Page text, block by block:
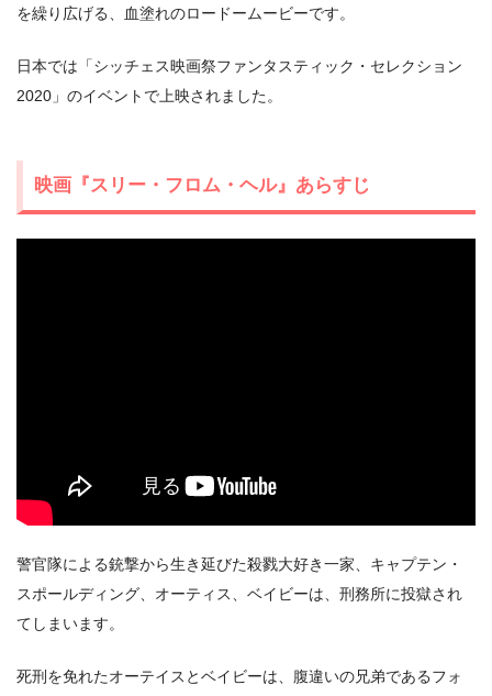
出典:U-NEXT
＼＼31日間無料!!お試し解約もOK／／
を繰り広げる、血塗れのロードームービーです。
日本では「シッチェス映画祭ファンタスティック・セレクション
2020」のイベントで上映されました。
映画『スリー・フロム・ヘル』あらすじ
警官隊による銃撃から生き延びた殺戮大好き一家、キャプテン・
スポールディング、オーティス、ベイビーは、刑務所に投獄され
てしまいます。
死刑を免れたオーテイスとベイビーは、腹違いの兄弟であるフォ